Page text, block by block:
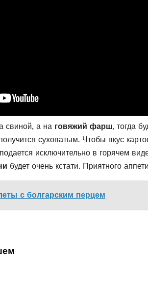
свиной, а на говяжий фарш, тогда
суховатым. Чтобы вкус
исключительно в горячем
будет очень кстати. Приятного
с болгарским перцем